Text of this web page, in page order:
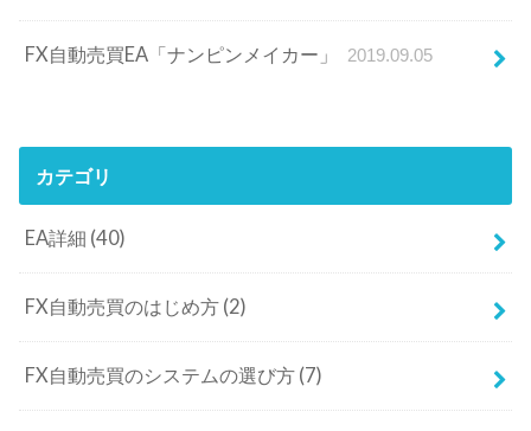
FX自動売買EA「ナンピンメイカー」 2019.09.05
カテゴリ
EA詳細 (40)
FX自動売買のはじめ方 (2)
FX自動売買のシステムの選び方 (7)